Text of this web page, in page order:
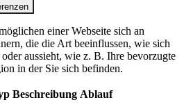
einer Webseite sich an
die die Art beeinflussen, wie sich
aussieht, wie z. B. Ihre bevorzugte
in der Sie sich befinden.
Beschreibung Ablauf